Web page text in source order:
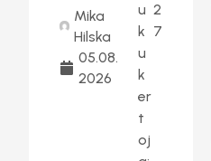
Mika
Hilska
05.08.
2026
u
k
u
k
er
t
oj
2
7